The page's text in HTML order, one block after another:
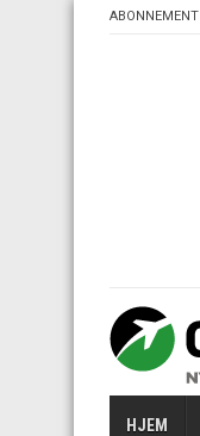
ABONNEMENT
HJEM